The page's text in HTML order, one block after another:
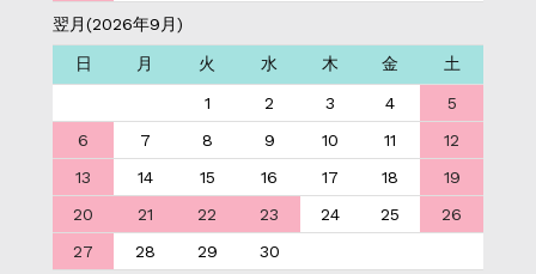
翌月(2026年9月)
日 月 火 水 木 金 土
1 2 3 4
5
6
7 8 9 10 11
12
13
14 15 16 17 18
19
20
21 22 23 24 25
26
27
28 29 30